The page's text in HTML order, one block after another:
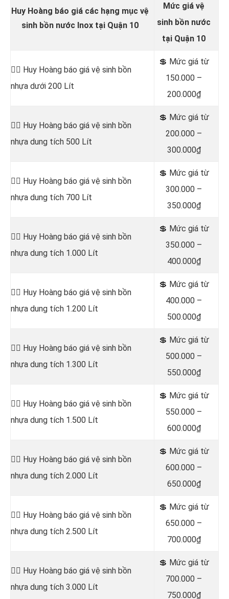
Huy Hoàng báo giá các hạng mục vệ
sinh bồn nước Inox tại Quận 10
Mức giá vệ
sinh bồn nước
tại Quận 10
👷‍♂️ Huy Hoàng báo giá vệ sinh bồn
nhựa dưới 200 Lít
💲 Mức giá từ
150.000 –
200.000₫
👷‍♂️ Huy Hoàng báo giá vệ sinh bồn
nhựa dung tích 500 Lít
💲 Mức giá từ
200.000 –
300.000₫
👷‍♂️ Huy Hoàng báo giá vệ sinh bồn
nhựa dung tích 700 Lít
💲 Mức giá từ
300.000 –
350.000₫
👷‍♂️ Huy Hoàng báo giá vệ sinh bồn
nhựa dung tích 1.000 Lít
💲 Mức giá từ
350.000 –
400.000₫
👷‍♂️ Huy Hoàng báo giá vệ sinh bồn
nhựa dung tích 1.200 Lít
💲 Mức giá từ
400.000 –
500.000₫
👷‍♂️ Huy Hoàng báo giá vệ sinh bồn
nhựa dung tích 1.300 Lít
💲 Mức giá từ
500.000 –
550.000₫
👷‍♂️ Huy Hoàng báo giá vệ sinh bồn
nhựa dung tích 1.500 Lít
💲 Mức giá từ
550.000 –
600.000₫
👷‍♂️ Huy Hoàng báo giá vệ sinh bồn
nhựa dung tích 2.000 Lít
💲 Mức giá từ
600.000 –
650.000₫
👷‍♂️ Huy Hoàng báo giá vệ sinh bồn
nhựa dung tích 2.500 Lít
💲 Mức giá từ
650.000 –
700.000₫
👷‍♂️ Huy Hoàng báo giá vệ sinh bồn
nhựa dung tích 3.000 Lít
💲 Mức giá từ
700.000 –
750.000₫